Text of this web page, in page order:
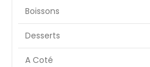
Boissons
Desserts
A Coté